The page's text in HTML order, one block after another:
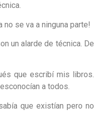
no se va a ninguna parte!
un alarde de técnica. De
que escribí mis libros.
a todos.
que existían pero no